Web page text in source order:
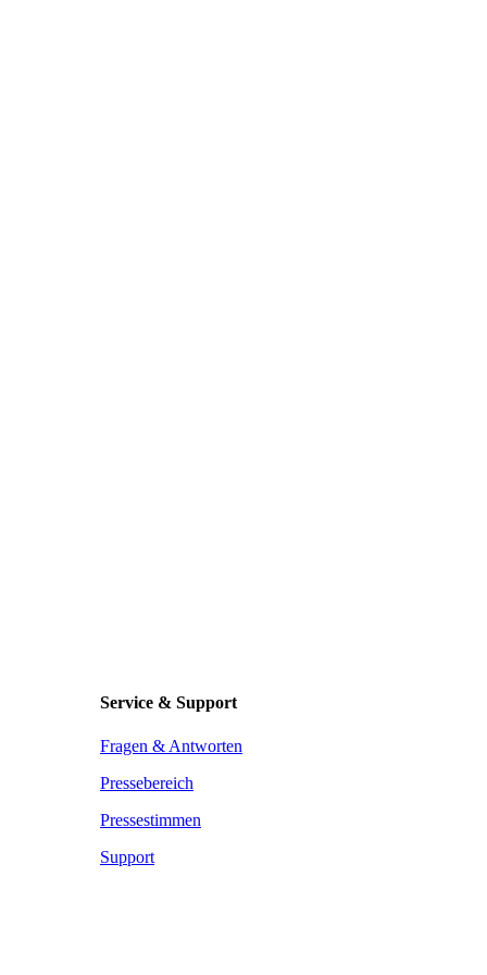
Service & Support
Fragen & Antworten
Pressebereich
Pressestimmen
Support